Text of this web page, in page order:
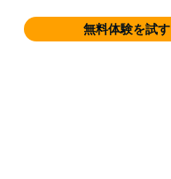
無料体験を試す